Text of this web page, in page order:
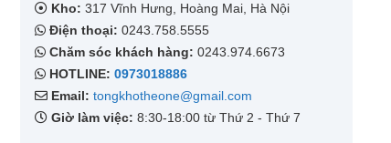
Kho: 317 Vĩnh Hưng, Hoàng Mai, Hà Nội
Điện thoại: 0243.758.5555
Chăm sóc khách hàng: 0243.974.6673
HOTLINE: 0973018886
Email: tongkhotheone@gmail.com
Giờ làm việc: 8:30-18:00 từ Thứ 2 - Thứ 7